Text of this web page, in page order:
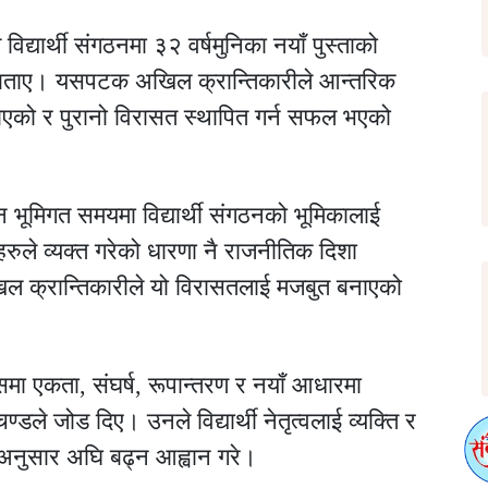
संगठनमा ३२ वर्षमुनिका नयाँ पुस्ताको
यसपटक अखिल क्रान्तिकारीले आन्तरिक
र पुरानो विरासत स्थापित गर्न सफल भएको
समयमा विद्यार्थी संगठनको भूमिकालाई
व्यक्त गरेको धारणा नै राजनीतिक दिशा
क्रान्तिकारीले यो विरासतलाई मजबुत बनाएको
एकता, संघर्ष, रूपान्तरण र नयाँ आधारमा
जोड दिए। उनले विद्यार्थी नेतृत्वलाई व्यक्ति र
अघि बढ्न आह्वान गरे।